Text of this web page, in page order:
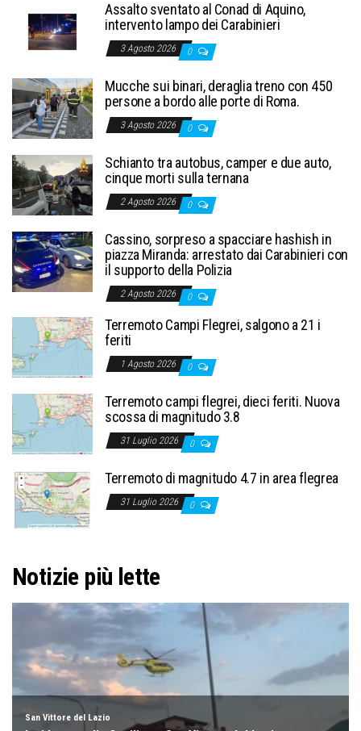
Assalto sventato al Conad di Aquino,
intervento lampo dei Carabinieri
3 Agosto 2026 0
Mucche sui binari, deraglia treno con 450
persone a bordo alle porte di Roma.
3 Agosto 2026 0
Schianto tra autobus, camper e due auto,
cinque morti sulla ternana
2 Agosto 2026 0
Cassino, sorpreso a spacciare hashish in
piazza Miranda: arrestato dai Carabinieri con
il supporto della Polizia
2 Agosto 2026 0
Terremoto Campi Flegrei, salgono a 21 i
feriti
1 Agosto 2026 0
Terremoto campi flegrei, dieci feriti. Nuova
scossa di magnitudo 3.8
31 Luglio 2026 0
Terremoto di magnitudo 4.7 in area flegrea
31 Luglio 2026 0
Notizie più lette